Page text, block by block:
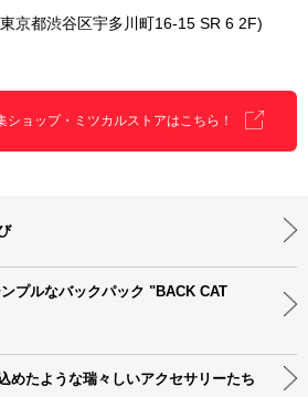
京都渋谷区宇多川町16-15 SR 6 2F)
ショップ・ミツカルストアはこちら！
プルなバックパック "BACK CAT
めたような瑞々しいアクセサリーたち